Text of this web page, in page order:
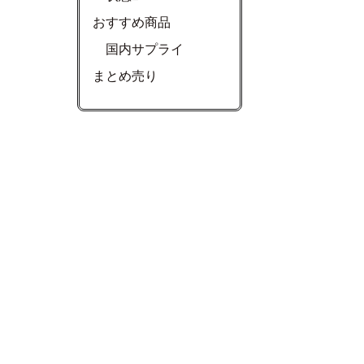
おすすめ商品
国内サプライ
まとめ売り